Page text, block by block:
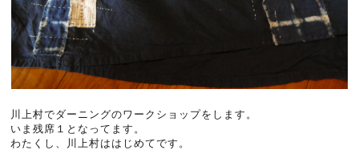
川上村でダーニングのワークショップをします。
いま残席１となってます。
わたくし、川上村ははじめてです。